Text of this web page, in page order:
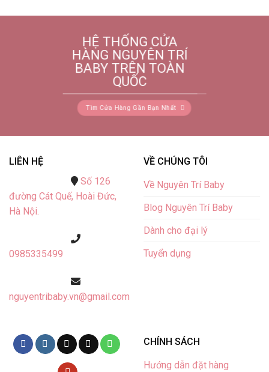
HỆ THỐNG CỬA
HÀNG NGUYÊN TRÍ
BABY TRÊN TOÀN
QUỐC
Tìm Cửa Hàng Gần Bạn Nhất
LIÊN HỆ
Số 126
đường Cát Quế, Hoài Đức,
Hà Nội.
0985335499
nguyentribaby.vn@gmail.com
VỀ CHÚNG TÔI
Về Nguyên Trí Baby
Blog Nguyên Trí Baby
Dành cho đại lý
Tuyển dụng
CHÍNH SÁCH
Hướng dẫn đặt hàng